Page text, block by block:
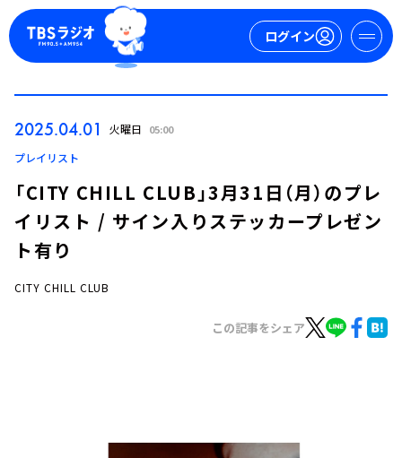
ログイン
2025.04.01 火曜日 05:00
プレイリスト
「CITY CHILL CLUB」3月31日（月）のプレ
イリスト / サイン入りステッカープレゼン
ト有り
CITY CHILL CLUB
この記事をシェア